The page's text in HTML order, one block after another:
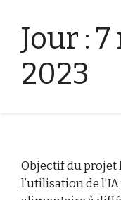
Jour : 7
2023
Objectif du projet
l’utilisation de